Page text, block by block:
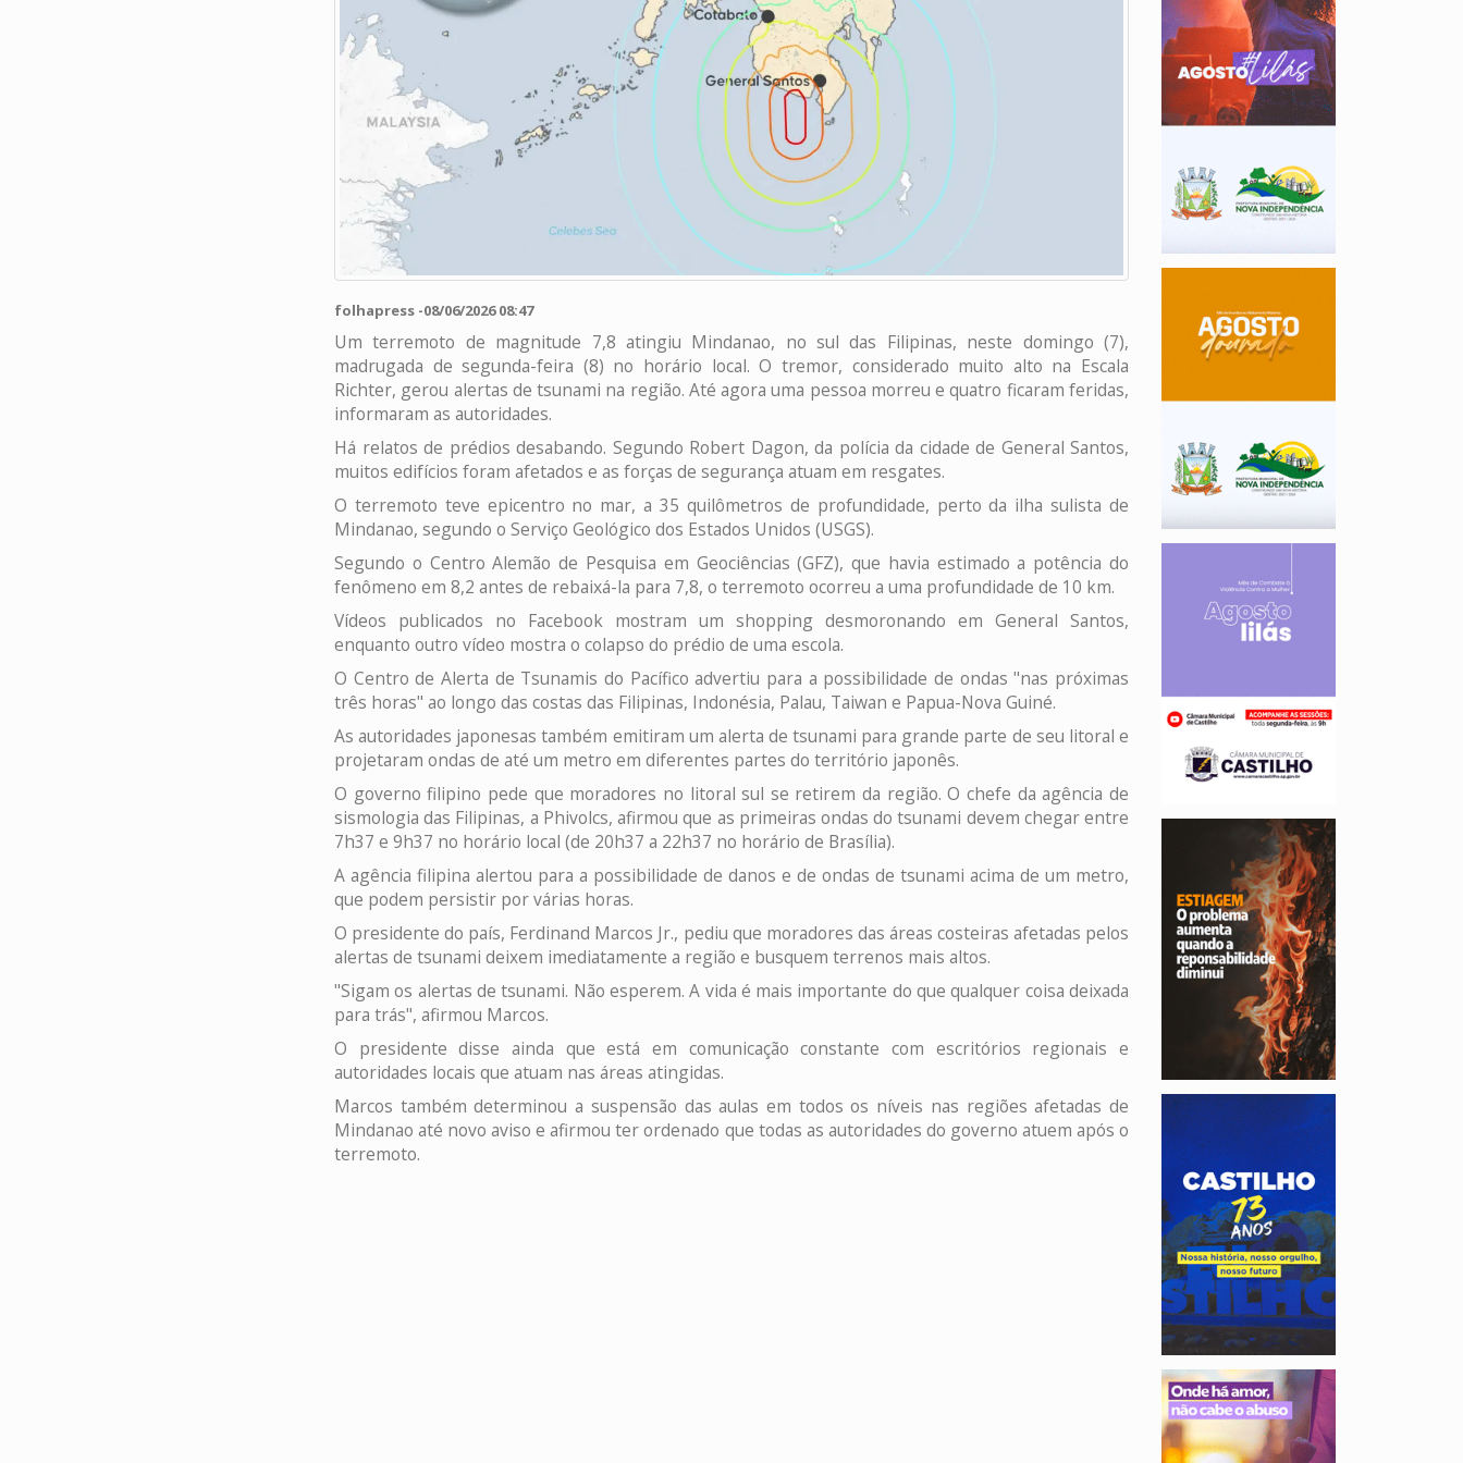
folhapress -08/06/2026 08:47
Um terremoto de magnitude 7,8 atingiu Mindanao, no sul das Filipinas, neste domingo (7),
madrugada de segunda-feira (8) no horário local. O tremor, considerado muito alto na Escala
Richter, gerou alertas de tsunami na região. Até agora uma pessoa morreu e quatro ficaram feridas,
informaram as autoridades.
Há relatos de prédios desabando. Segundo Robert Dagon, da polícia da cidade de General Santos,
muitos edifícios foram afetados e as forças de segurança atuam em resgates.
O terremoto teve epicentro no mar, a 35 quilômetros de profundidade, perto da ilha sulista de
Mindanao, segundo o Serviço Geológico dos Estados Unidos (USGS).
Segundo o Centro Alemão de Pesquisa em Geociências (GFZ), que havia estimado a potência do
fenômeno em 8,2 antes de rebaixá-la para 7,8, o terremoto ocorreu a uma profundidade de 10 km.
Vídeos publicados no Facebook mostram um shopping desmoronando em General Santos,
enquanto outro vídeo mostra o colapso do prédio de uma escola.
O Centro de Alerta de Tsunamis do Pacífico advertiu para a possibilidade de ondas "nas próximas
três horas" ao longo das costas das Filipinas, Indonésia, Palau, Taiwan e Papua-Nova Guiné.
As autoridades japonesas também emitiram um alerta de tsunami para grande parte de seu litoral e
projetaram ondas de até um metro em diferentes partes do território japonês.
O governo filipino pede que moradores no litoral sul se retirem da região. O chefe da agência de
sismologia das Filipinas, a Phivolcs, afirmou que as primeiras ondas do tsunami devem chegar entre
7h37 e 9h37 no horário local (de 20h37 a 22h37 no horário de Brasília).
A agência filipina alertou para a possibilidade de danos e de ondas de tsunami acima de um metro,
que podem persistir por várias horas.
O presidente do país, Ferdinand Marcos Jr., pediu que moradores das áreas costeiras afetadas pelos
alertas de tsunami deixem imediatamente a região e busquem terrenos mais altos.
"Sigam os alertas de tsunami. Não esperem. A vida é mais importante do que qualquer coisa deixada
para trás", afirmou Marcos.
O presidente disse ainda que está em comunicação constante com escritórios regionais e
autoridades locais que atuam nas áreas atingidas.
Marcos também determinou a suspensão das aulas em todos os níveis nas regiões afetadas de
Mindanao até novo aviso e afirmou ter ordenado que todas as autoridades do governo atuem após o
terremoto.